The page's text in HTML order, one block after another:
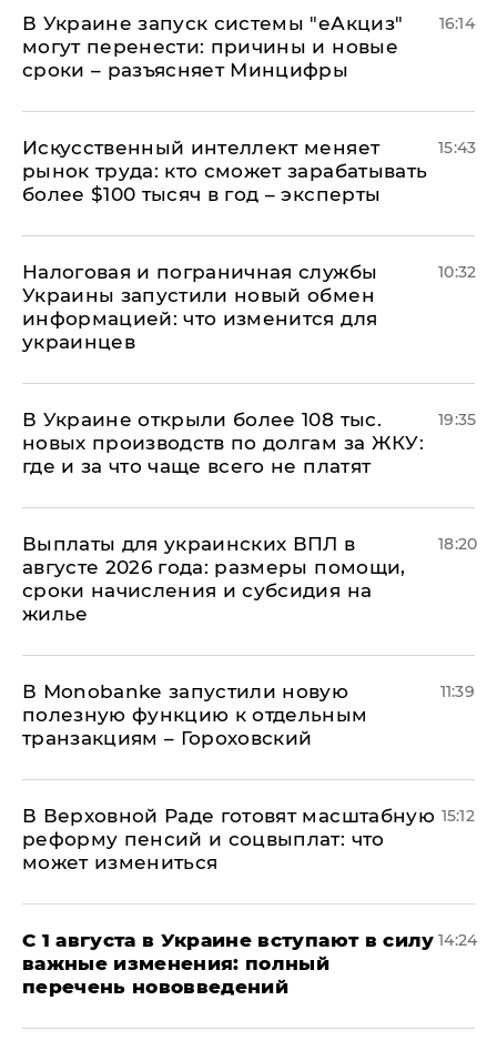
В Украине запуск системы "еАкциз"
могут перенести: причины и новые
сроки – разъясняет Минцифры
16:14
Искусственный интеллект меняет
рынок труда: кто сможет зарабатывать
более $100 тысяч в год – эксперты
15:43
Налоговая и пограничная службы
Украины запустили новый обмен
информацией: что изменится для
украинцев
10:32
В Украине открыли более 108 тыс.
новых производств по долгам за ЖКУ:
где и за что чаще всего не платят
19:35
Выплаты для украинских ВПЛ в
августе 2026 года: размеры помощи,
сроки начисления и субсидия на
жилье
18:20
В Мonobankе запустили новую
полезную функцию к отдельным
транзакциям – Гороховский
11:39
В Верховной Раде готовят масштабную
реформу пенсий и соцвыплат: что
может измениться
15:12
С 1 августа в Украине вступают в силу
важные изменения: полный
перечень нововведений
14:24